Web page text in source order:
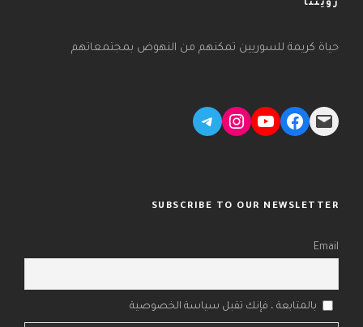
رؤيتنا
حياة كريمة للسوريين تمكنهم من النهوض بمجتمعاتهم
Mail
Facebook
YouTube
Instagram
Telegram
SUBSCRIBE TO OUR NEWSLETTER
Email
بالمتابعة ، فإنك تقبل سياسة الخصوصية